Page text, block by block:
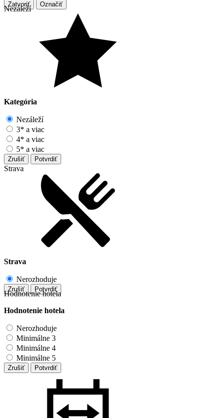
Zatvoriť Označiť
Nezáleží
Kategória
Nezáleží
3* a viac
4* a viac
5* a viac
Zrušiť Potvrdiť
Strava
Strava
Nerozhoduje
Zrušiť Potvrdiť
Hodnotenie hotela
Hodnotenie hotela
Nerozhoduje
Minimálne 3
Minimálne 4
Minimálne 5
Zrušiť Potvrdiť